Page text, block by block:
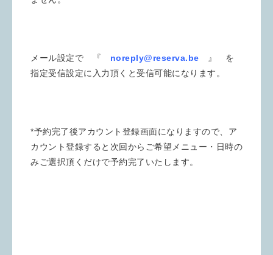
メール設定で 『 noreply@reserva.be
』 を
指定受信設定に入力頂くと受信可能になります。
*予約完了後アカウント登録画面になりますので、ア
カウント登録すると次回からご希望メニュー・日時の
みご選択頂くだけで予約完了いたします。